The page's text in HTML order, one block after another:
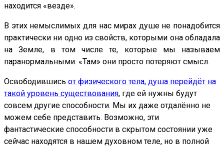
находится «везде».
В этих немыслимых для нас мирах душе не понадобится
практически ни одно из свойств, которыми она обладала
на Земле, в том числе те, которые мы называем
паранормальными. «Там» они просто потеряют смысл.
Освободившись от физического тела, душа перейдёт на
такой уровень существования, где ей нужны будут
совсем другие способности. Мы их даже отдалённо не
можем себе представить. Возможно, эти
фантастические способности в скрытом состоянии уже
сейчас находятся в нашем духовном теле, но в полной